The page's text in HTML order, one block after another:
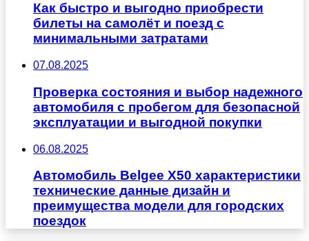
Как быстро и выгодно приобрести
билеты на самолёт и поезд с
минимальными затратами
07.08.2025
Проверка состояния и выбор надежного
автомобиля с пробегом для безопасной
эксплуатации и выгодной покупки
06.08.2025
Автомобиль Belgee X50 характеристики
технические данные дизайн и
преимущества модели для городских
поездок